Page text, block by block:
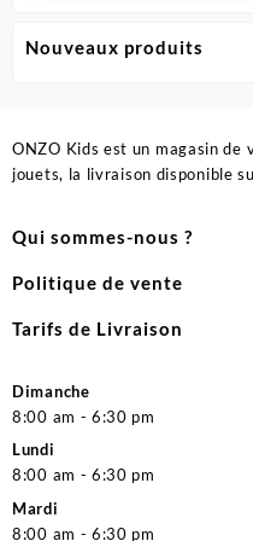
Nouveaux produits
ONZO Kids est un magasin
jouets, la livraison disponible
Qui sommes-nous ?
Politique de vente
Tarifs de Livraison
Dimanche
8:00 am - 6:30 pm
Lundi
8:00 am - 6:30 pm
Mardi
8:00 am - 6:30 pm